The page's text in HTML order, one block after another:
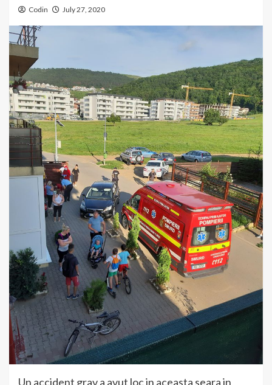
Codin July 27, 2020
Un accident grav a avut loc in aceasta seara in